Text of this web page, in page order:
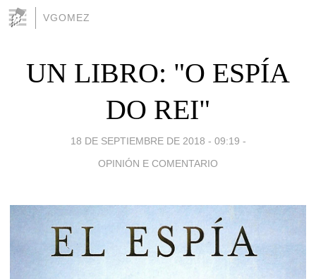
VGOMEZ
UN LIBRO: "O ESPÍA
DO REI"
18 DE SEPTIEMBRE DE 2018 - 09:19 -
OPINIÓN E COMENTARIO